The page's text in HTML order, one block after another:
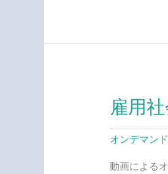
主
の
終
演
雇用
オンデマン
動画による
雇
用
社
会
の